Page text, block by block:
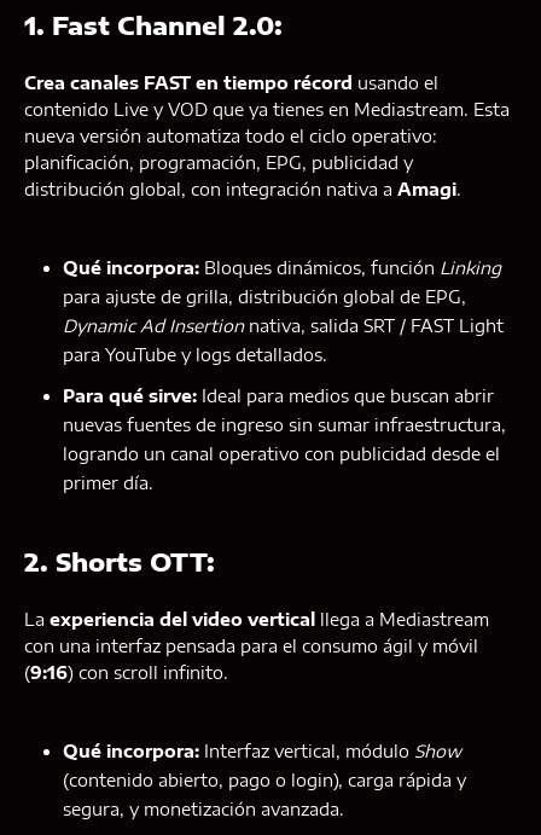
1. Fast Channel 2.0:
Crea canales FAST en tiempo récord usando el
contenido Live y VOD que ya tienes en Mediastream. Esta
nueva versión automatiza todo el ciclo operativo:
planificación, programación, EPG, publicidad y
distribución global, con integración nativa a Amagi.
Qué incorpora: Bloques dinámicos, función Linking
para ajuste de grilla, distribución global de EPG,
Dynamic Ad Insertionnativa, salida SRT / FAST Light
para YouTube y logs detallados.
Para qué sirve: Ideal para medios que buscan abrir
nuevas fuentes de ingreso sin sumar infraestructura,
logrando un canal operativo con publicidad desde el
primer día.
2. Shorts OTT:
La experiencia del video vertical llega a Mediastream
con una interfaz pensada para el consumo ágil y móvil
(9:16) con scroll infinito.
Qué incorpora: Interfaz vertical, módulo Show
(contenido abierto, pago o login), carga rápida y
segura, y monetización avanzada.